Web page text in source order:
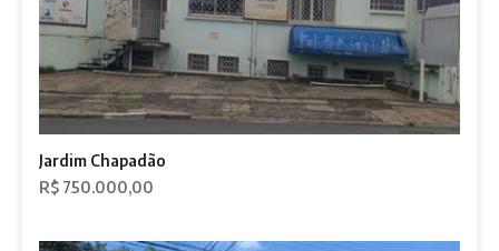
Jardim Chapadão
R$ 750.000,00